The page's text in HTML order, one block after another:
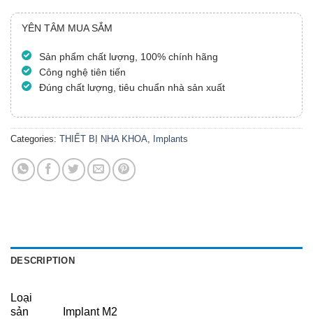
YÊN TÂM MUA SẮM
Sản phẩm chất lượng, 100% chính hãng
Công nghệ tiên tiến
Đúng chất lượng, tiêu chuẩn nhà sản xuất
Categories: THIẾT BỊ NHA KHOA Implants
DESCRIPTION
Loại
sản
Implant M2